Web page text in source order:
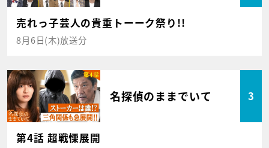
売れっ子芸人の貴重トーーク祭り!!
8月6日(木)放送分
名探偵のままでいて 3
第4話 超戦慄展開